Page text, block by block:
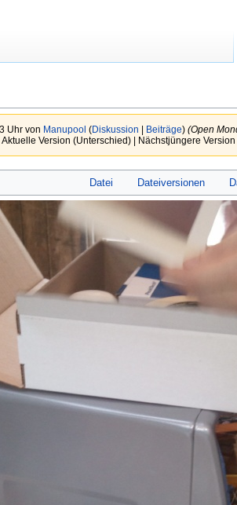
Uhr von Manupool (Diskussion Beiträge) (Open
Version (Unterschied) | Nächstjüngere
Datei Dateiversionen